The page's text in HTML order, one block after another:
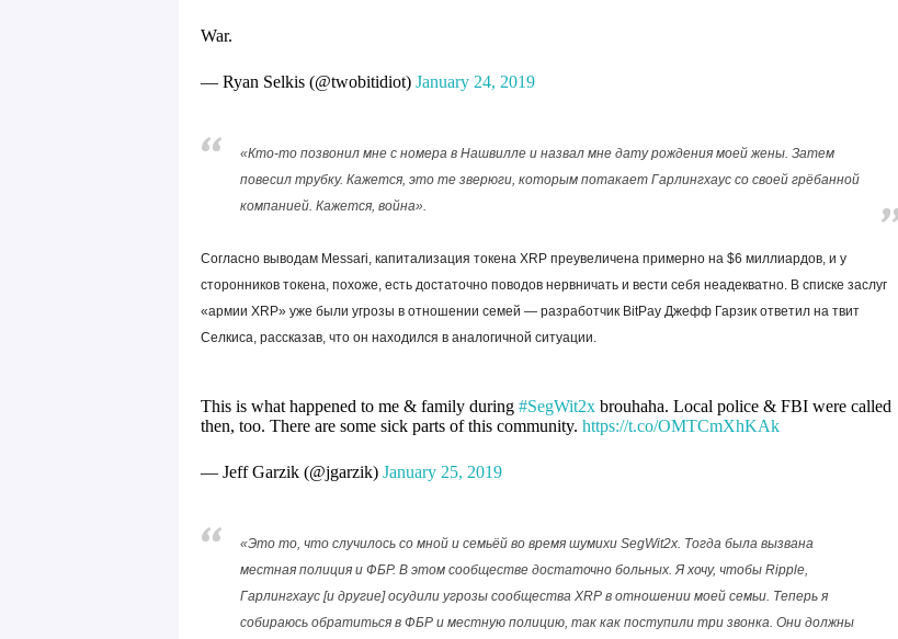
War.
— Ryan Selkis (@twobitidiot) January 24, 2019
«Кто-то позвонил мне с номера в Нашвилле и назвал мне дату рождения моей жены. Затем
повесил трубку. Кажется, это те зверюги, которым потакает Гарлингхаус со своей грёбанной
компанией. Кажется, война».
Согласно выводам Messari, капитализация токена XRP преувеличена примерно на $6 миллиардов, и у
сторонников токена, похоже, есть достаточно поводов нервничать и вести себя неадекватно. В списке заслуг
«армии XRP» уже были угрозы в отношении семей — разработчик BitPay Джефф Гарзик ответил на твит
Селкиса, рассказав, что он находился в аналогичной ситуации.
This is what happened to me & family during #SegWit2xbrouhaha. Local police & FBI were called
then, too. There are some sick parts of this community. https://t.co/OMTCmXhKAk
— Jeff Garzik (@jgarzik) January 25, 2019
«Это то, что случилось со мной и семьёй во время шумихи SegWit2x. Тогда была вызвана
местная полиция и ФБР. В этом сообществе достаточно больных. Я хочу, чтобы Ripple,
Гарлингхаус [и другие] осудили угрозы сообщества XRP в отношении моей семьи. Теперь я
собираюсь обратиться в ФБР и местную полицию, так как поступили три звонка. Они должны